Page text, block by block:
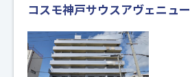
コスモ神戸サウスアヴェニュー